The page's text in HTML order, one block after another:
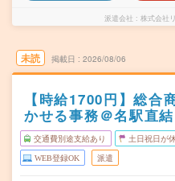
派遣会社 株式会社
未読 掲載日 2026/08/06
【時給1700円】総合
かせる事務＠名駅直結
交通費別途支給あり 土日祝日が
WEB登録OK 派遣